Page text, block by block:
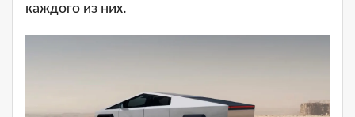
каждого из них.